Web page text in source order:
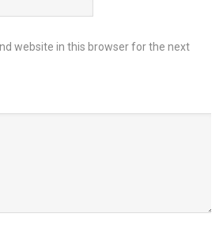
website in this browser for the next